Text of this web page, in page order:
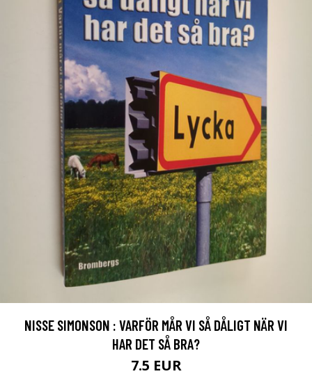
NISSE SIMONSON : VARFÖR MÅR VI SÅ DÅLIGT NÄR VI
HAR DET SÅ BRA?
7.5 EUR